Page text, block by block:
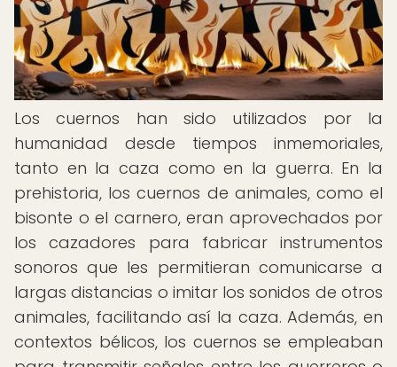
Los cuernos han sido utilizados por la
humanidad desde tiempos inmemoriales,
tanto en la caza como en la guerra. En la
prehistoria, los cuernos de animales, como el
bisonte o el carnero, eran aprovechados por
los cazadores para fabricar instrumentos
sonoros que les permitieran comunicarse a
largas distancias o imitar los sonidos de otros
animales, facilitando así la caza. Además, en
contextos bélicos, los cuernos se empleaban